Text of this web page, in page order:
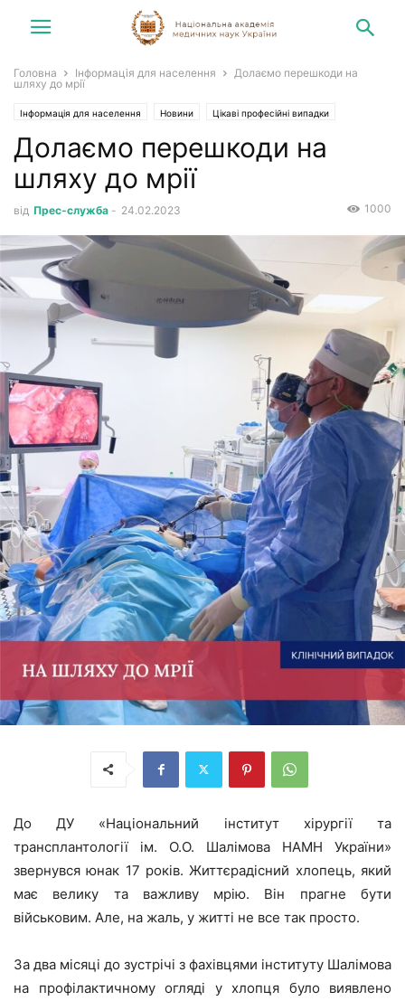
Головна Інформація для населення
Долаємо перешкоди на
шляху до мрії
Інформація для населення Новини Цікаві професійні випадки
Долаємо перешкоди на
шляху до мрії
від Прес-служба - 24.02.2023 1000
До ДУ «Національний інститут хірургії та
трансплантології ім. О.О. Шалімова НАМН України»
звернувся юнак 17 років. Життєрадісний хлопець, який
має велику та важливу мрію. Він прагне бути
військовим. Але, на жаль, у житті не все так просто.
За два місяці до зустрічі з фахівцями інституту Шалімова
на профілактичному огляді у хлопця було виявлено